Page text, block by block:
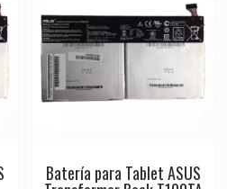
Batería para Tablet ASUS